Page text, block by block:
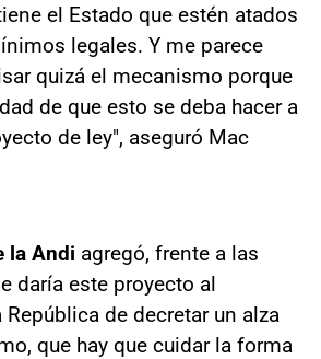
el Estado que estén atados
legales. Y me parece
quizá el mecanismo porque
de que esto se deba hacer a
de ley", aseguró Mac
la Andi agregó, frente a las
daría este proyecto al
de decretar un alza
que hay que cuidar la forma